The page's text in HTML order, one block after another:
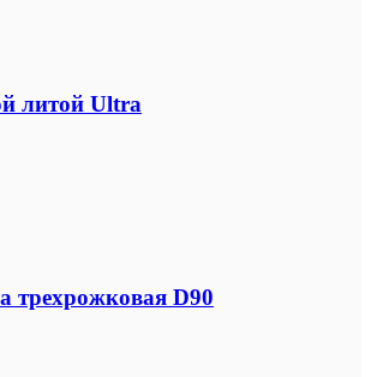
литой Ultra
трехрожковая D90